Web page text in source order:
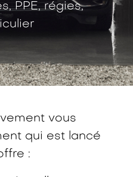
PPE, régies,
vous
qui est lancé
: